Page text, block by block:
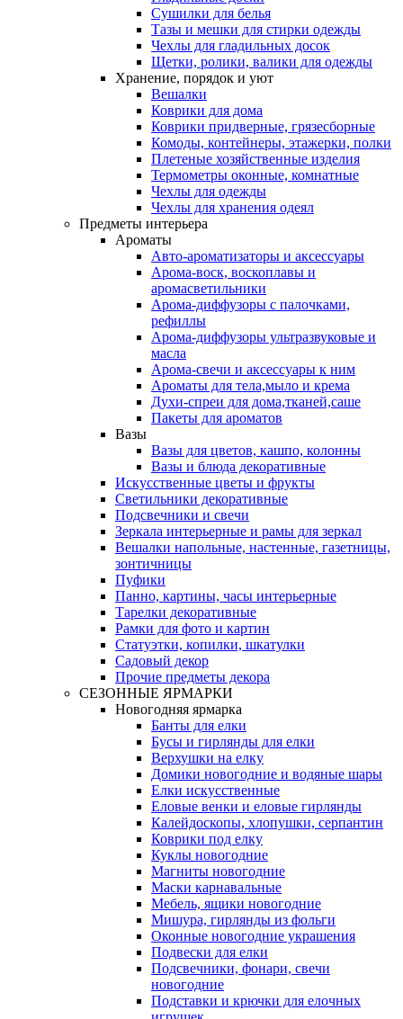
Сушилки для белья
Тазы и мешки для стирки одежды
Чехлы для гладильных досок
Щетки, ролики, валики для одежды
Хранение, порядок и уют
Вешалки
Коврики для дома
Коврики придверные, грязесборные
Комоды, контейнеры, этажерки, полки
Плетеные хозяйственные изделия
Термометры оконные, комнатные
Чехлы для одежды
Чехлы для хранения одеял
Предметы интерьера
Ароматы
Авто-ароматизаторы и аксессуары
Арома-воск, воскоплавы и
аромасветильники
Арома-диффузоры с палочками,
рефиллы
Арома-диффузоры ультразвуковые и
масла
Арома-свечи и аксессуары к ним
Ароматы для тела,мыло и крема
Духи-спреи для дома,тканей,саше
Пакеты для ароматов
Вазы
Вазы для цветов, кашпо, колонны
Вазы и блюда декоративные
Искусственные цветы и фрукты
Светильники декоративные
Подсвечники и свечи
Зеркала интерьерные и рамы для зеркал
Вешалки напольные, настенные, газетницы,
зонтичницы
Пуфики
Панно, картины, часы интерьерные
Тарелки декоративные
Рамки для фото и картин
Статуэтки, копилки, шкатулки
Садовый декор
Прочие предметы декора
СЕЗОННЫЕ ЯРМАРКИ
Новогодняя ярмарка
Банты для елки
Бусы и гирлянды для елки
Верхушки на елку
Домики новогодние и водяные шары
Елки искусственные
Еловые венки и еловые гирлянды
Калейдоскопы, хлопушки, серпантин
Коврики под елку
Куклы новогодние
Магниты новогодние
Маски карнавальные
Мебель, ящики новогодние
Мишура, гирлянды из фольги
Оконные новогодние украшения
Подвески для елки
Подсвечники, фонари, свечи
новогодние
Подставки и крючки для елочных